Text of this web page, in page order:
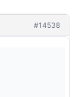
#14538